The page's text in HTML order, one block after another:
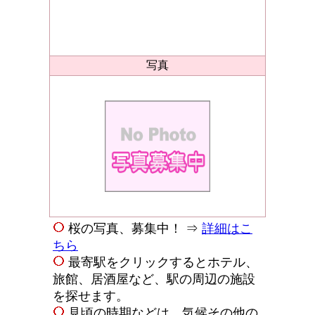
写真
桜の写真、募集中！ ⇒ 詳細はこ
ちら
最寄駅をクリックするとホテル、
旅館、居酒屋など、駅の周辺の施設
を探せます。